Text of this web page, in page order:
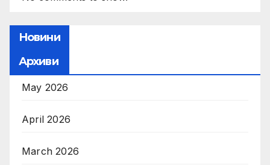
Новини
Архиви
May 2026
April 2026
March 2026